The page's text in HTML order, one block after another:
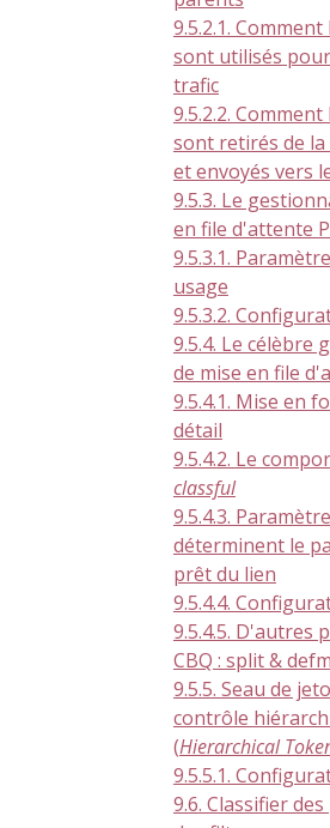
9.5.2.1.
sont utilisés
trafic
9.5.2.2.
sont retirés de
et envoyés vers
9.5.3. Le
en file d'attente
9.5.3.1.
usage
9.5.3.2.
9.5.4. Le célèbre
de mise en file
9.5.4.1. Mise en
détail
9.5.4.2. Le
classful
9.5.4.3.
déterminent le
prêt du lien
9.5.4.4.
9.5.4.5. D'autres
CBQ : split &
9.5.5. Seau de
contrôle
(Hierarchical
9.5.5.1.
9.6. Classifier